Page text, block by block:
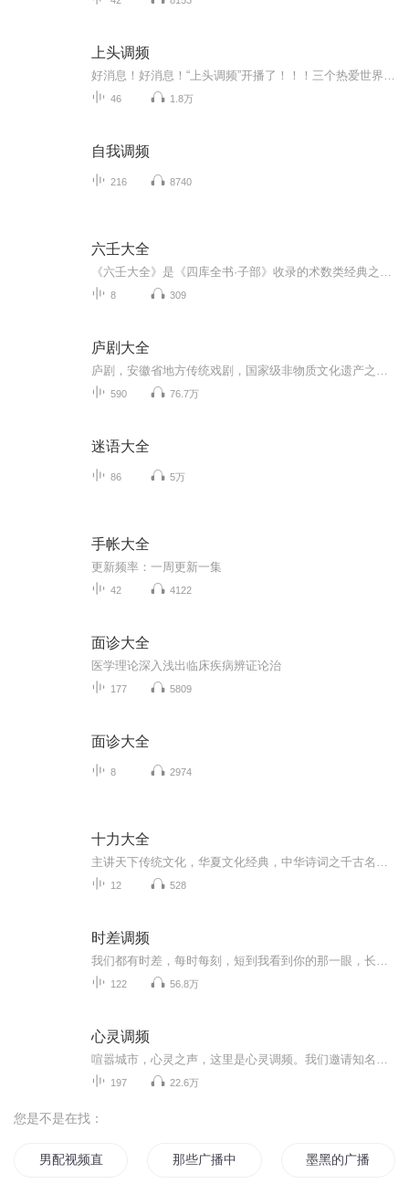
上头调频
46 1.8万
自我调频
216 8740
六壬大全
8 309
庐剧大全
590 76.7万
迷语大全
86 5万
手帐大全
更新频率：一周更新一集
42 4122
面诊大全
医学理论深入浅出临床疾病辨证论治
177 5809
面诊大全
8 2974
十力大全
12 528
时差调频
122 56.8万
心灵调频
197 22.6万
您是不是在找：
男配视频直播中 那些广播中的夏天 墨黑的广播